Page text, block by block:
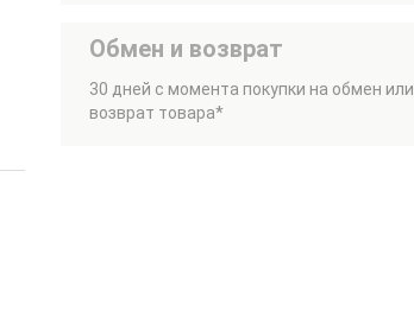
Обмен и возврат
30 дней с момента покупки на обмен или
возврат товара*